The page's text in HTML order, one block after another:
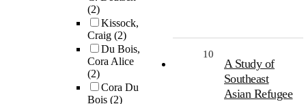
(2)
Kissock,
Craig (2)
Du Bois,
Cora Alice
(2)
Cora Du
Bois (2)
10
A Study of
Southeast
Asian Refugee